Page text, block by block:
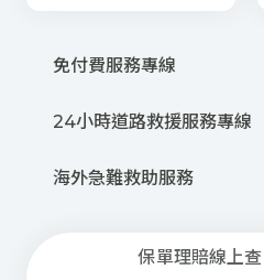
免付費服務專線
0800-
撥打網路電話
每⽇08:30~21:00(本公司
24小時道路救援服務專線
0800-
海外急難救助服務
保單理賠線上